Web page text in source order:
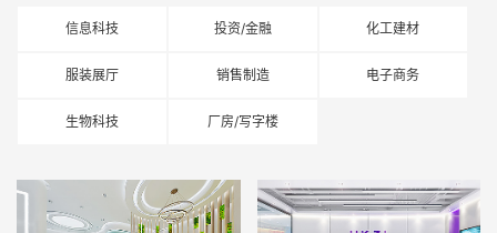
信息科技 投资/金融 化工建材
服装展厅 销售制造 电子商务
生物科技 厂房/写字楼